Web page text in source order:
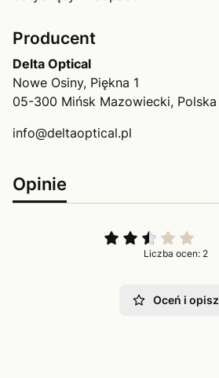
Producent
Delta Optical
Nowe Osiny, Piękna 1
05-300 Mińsk Mazowiecki, Polska
info@deltaoptical.pl
Opinie
Liczba ocen: 2
Oceń i opisz